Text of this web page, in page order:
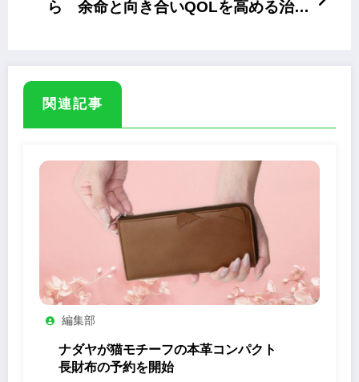
ら 余命と向き合いQOLを高める治療
関連記事
編集部
ナダヤが猫モチーフの本革コンパクト
長財布の予約を開始